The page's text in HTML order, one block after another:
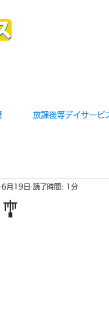
放課後等デイサービ
6月19日 読了時間: 1分